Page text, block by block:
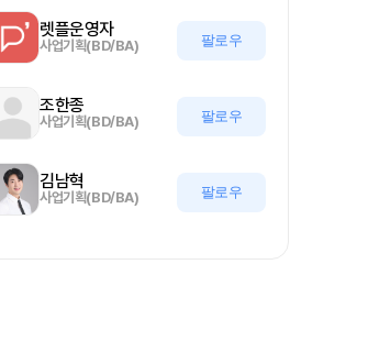
렛플운영자
사업기획(BD/BA) 팔로우
조한종
사업기획(BD/BA) 팔로우
김남혁
사업기획(BD/BA) 팔로우